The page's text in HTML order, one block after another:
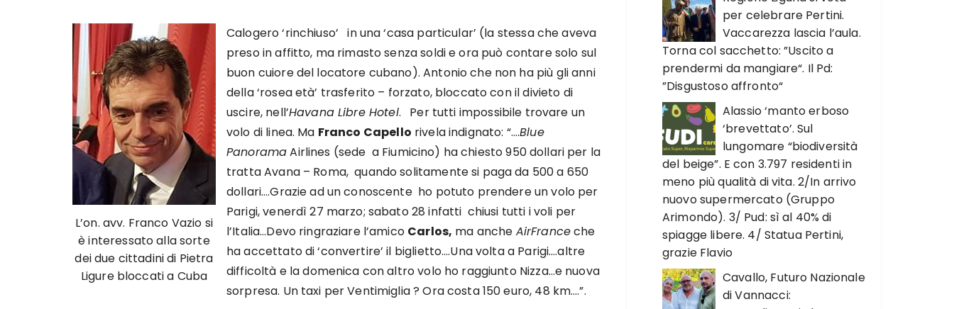
L’on. avv. Franco Vazio si
è interessato alla sorte
dei due cittadini di Pietra
Ligure bloccati a Cuba
Calogero ‘rinchiuso’ in una ‘casa particular’ (la stessa che aveva
preso in affitto, ma rimasto senza soldi e ora può contare solo sul
buon cuiore del locatore cubano). Antonio che non ha più gli anni
della ‘rosea età’ trasferito – forzato, bloccato con il divieto di
uscire, nell’Havana Libre Hotel. Per tutti impossibile trovare un
volo di linea. Ma Franco Capello rivela indignato: “….Blue
PanoramaAirlines (sede a Fiumicino) ha chiesto 950 dollari per la
tratta Avana – Roma, quando solitamente si paga da 500 a 650
dollari….Grazie ad un conoscente ho potuto prendere un volo per
Parigi, venerdì 27 marzo; sabato 28 infatti chiusi tutti i voli per
l’Italia…Devo ringraziare l’amico Carlos, ma anche AirFranceche
ha accettato di ‘convertire’ il biglietto….Una volta a Parigi….altre
difficoltà e la domenica con altro volo ho raggiunto Nizza…e nuova
sorpresa. Un taxi per Ventimiglia ? Ora costa 150 euro, 48 km….”.
per celebrare Pertini.
Vaccarezza lascia l’aula.
Torna col sacchetto: ”Uscito a
prendermi da mangiare“. Il Pd:
”Disgustoso affronto“
Alassio ‘manto erboso
‘brevettato’. Sul
lungomare “biodiversità
del beige”. E con 3.797 residenti in
meno più qualità di vita. 2/In arrivo
nuovo supermercato (Gruppo
Arimondo). 3/ Pud: sì al 40% di
spiagge libere. 4/ Statua Pertini,
grazie Flavio
Cavallo, Futuro Nazionale
di Vannacci: